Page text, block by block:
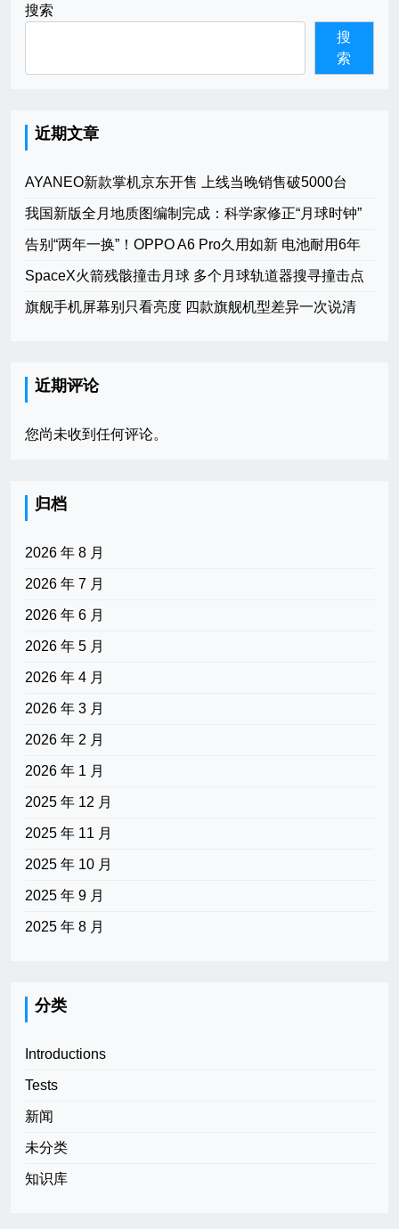
搜索
搜
索
近期文章
AYANEO新款掌机京东开售 上线当晚销售破5000台
我国新版全月地质图编制完成：科学家修正“月球时钟”
告别“两年一换”！OPPO A6 Pro久用如新 电池耐用6年
SpaceX火箭残骸撞击月球 多个月球轨道器搜寻撞击点
旗舰手机屏幕别只看亮度 四款旗舰机型差异一次说清
近期评论
您尚未收到任何评论。
归档
2026 年 8 月
2026 年 7 月
2026 年 6 月
2026 年 5 月
2026 年 4 月
2026 年 3 月
2026 年 2 月
2026 年 1 月
2025 年 12 月
2025 年 11 月
2025 年 10 月
2025 年 9 月
2025 年 8 月
分类
Introductions
Tests
新闻
未分类
知识库